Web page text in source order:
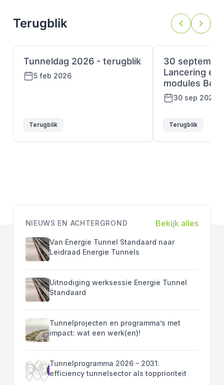
Terugblik
Tunneldag 2026 - terugblik
5 feb 2026
Terugblik
30
Lancering e-
modules
30 sep 2025
Terugblik
NIEUWS EN ACHTERGROND Bekijk alles
Van Energie Tunnel Standaard naar
Leidraad Energie Tunnels
Uitnodiging werksessie Energie Tunnel
Standaard
Tunnelprojecten en programma’s met
impact: wat een werk(en)!
Tunnelprogramma 2026 – 2031:
efficiency tunnelsector als topprioriteit